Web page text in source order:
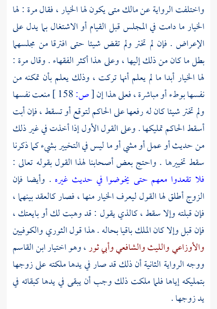
واختلفت الرواية عنمالكمتى يكون لها الخيار ، فقال مرة : لها
الخيار ما دامت في المجلس قبل القيام أو الاشتغال بما يدل على
الإعراض . فإن لم تختر ولم تقض شيئا حتى افترقا من مجلسهما
بطل ما كان من ذلك إليها ، وعلى هذا أكثر الفقهاء . وقالمرة :
لها الخيار أبدا ما لم يعلم أنها تركت ، وذلك يعلم بأن تمكنه من
نفسها بوطء أو مباشرة ، فعلى هذا إن[ص:
منعت نفسها
ولم تختر شيئا كان له رفعها على الحاكم لتوقع أو تسقط ، فإن أبت
أسقط الحاكم تمليكها . وعلى القول الأول إذا أخذت في غير ذلك
من حديث أو عمل أو مشي أو ما ليس في التخيير بشيء كما ذكرنا
سقط تخييرها . واحتج بعض أصحابنا لهذا القول بقوله تعالى :
فلا تقعدوا معهم حتى يخوضوا في حديث غيره . وأيضا فإن
الزوج أطلق لها القول ليعرف الخيار منها ، فصار كالعقد بينهما ،
فإن قبلته وإلا سقط ، كالذي يقول : قد وهبت لك أو بايعتك ،
فإن قبل وإلا كان الملك باقيا بحاله . هذا قولالثوريوالكوفيين
والأوزاعيوالليثوالشافعيوأبي ثور، وهو اختيارابن القاسم
ووجه الرواية الثانية أن ذلك قد صار في يدها ملكته على زوجها
بتمليكه إياها فلما ملكت ذلك وجب أن يبقى في يدها كبقائه في
يد زوجها .